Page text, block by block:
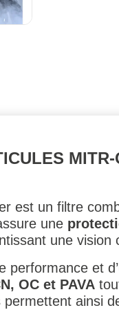
est un filtre
une
une vision
performance et
OC et PAVA
ainsi